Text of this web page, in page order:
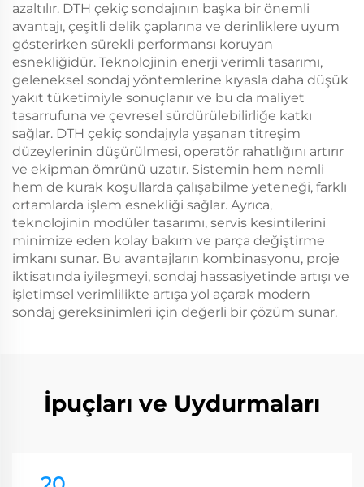
azaltılır. DTH çekiç sondajının başka bir önemli
avantajı, çeşitli delik çaplarına ve derinliklere uyum
gösterirken sürekli performansı koruyan
esnekliğidür. Teknolojinin enerji verimli tasarımı,
geleneksel sondaj yöntemlerine kıyasla daha düşük
yakıt tüketimiyle sonuçlanır ve bu da maliyet
tasarrufuna ve çevresel sürdürülebilirliğe katkı
sağlar. DTH çekiç sondajıyla yaşanan titreşim
düzeylerinin düşürülmesi, operatör rahatlığını artırır
ve ekipman ömrünü uzatır. Sistemin hem nemli
hem de kurak koşullarda çalışabilme yeteneği, farklı
ortamlarda işlem esnekliği sağlar. Ayrıca,
teknolojinin modüler tasarımı, servis kesintilerini
minimize eden kolay bakım ve parça değiştirme
imkanı sunar. Bu avantajların kombinasyonu, proje
iktisatında iyileşmeyi, sondaj hassasiyetinde artışı ve
işletimsel verimlilikte artışa yol açarak modern
sondaj gereksinimleri için değerli bir çözüm sunar.
İpuçları ve Uydurmaları